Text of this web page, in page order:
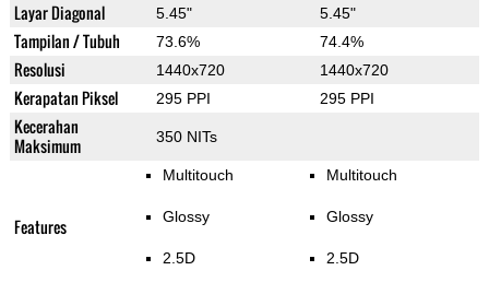
Layar Diagonal 5.45" 5.45"
Tampilan / Tubuh 73.6% 74.4%
Resolusi 1440x720 1440x720
Kerapatan Piksel 295 PPI 295 PPI
Kecerahan
Maksimum
350 NITs
Features
Multitouch
Glossy
2.5D
Multitouch
Glossy
2.5D